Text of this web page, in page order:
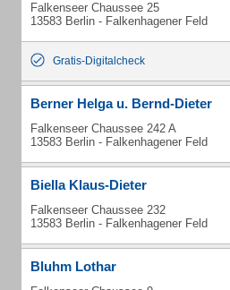
Falkenseer Chaussee 25
13583 Berlin - Falkenhagener Feld
Gratis-Digitalcheck
Berner Helga u. Bernd-Dieter
Falkenseer Chaussee 242 A
13583 Berlin - Falkenhagener Feld
Biella Klaus-Dieter
Falkenseer Chaussee 232
13583 Berlin - Falkenhagener Feld
Bluhm Lothar